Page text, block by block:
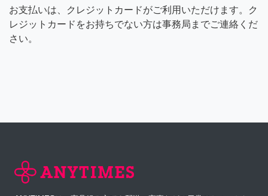
お支払いは、クレジットカードがご利用いただけます。ク
レジットカードをお持ちでない方は事務局までご連絡くだ
さい。